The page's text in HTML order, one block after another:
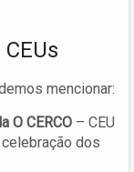
mencionar:
O CERCO – CEU
dos